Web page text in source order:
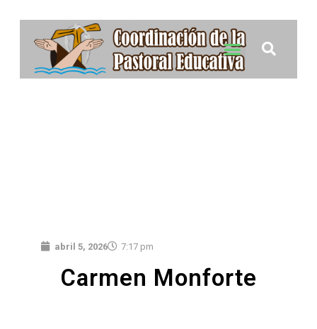
abril 5, 2026 7:17 pm
Carmen Monforte